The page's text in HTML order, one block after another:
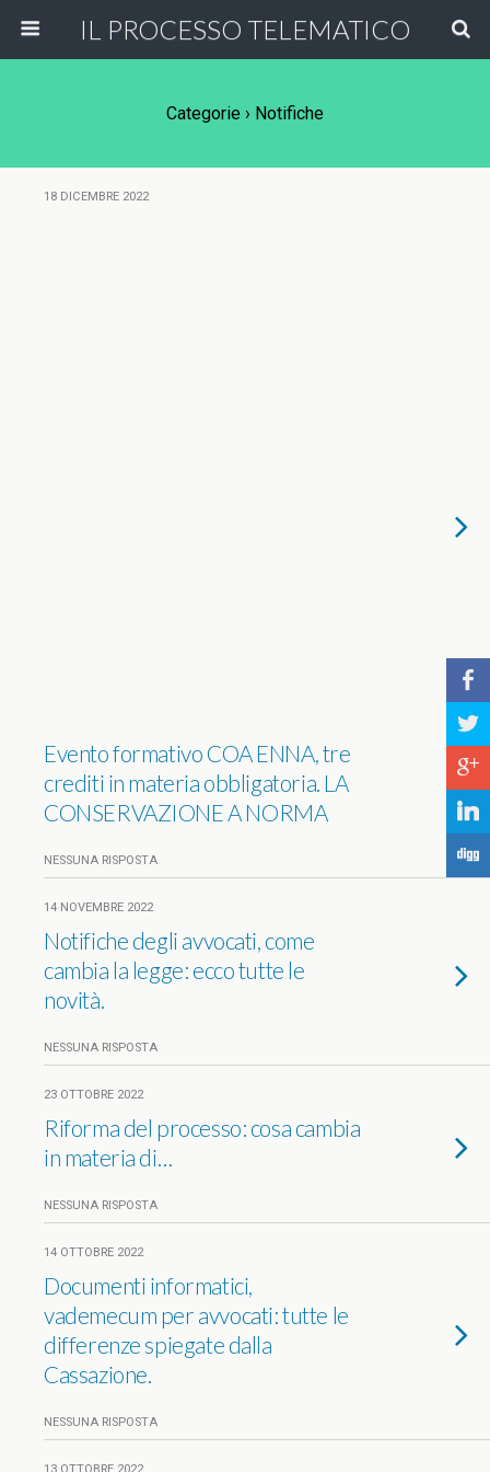
IL PROCESSO TELEMATICO
Categorie › Notifiche
18 DICEMBRE 2022
Evento formativo COA ENNA, tre
crediti in materia obbligatoria. LA
CONSERVAZIONE A NORMA
NESSUNA RISPOSTA
14 NOVEMBRE 2022
Notifiche degli avvocati, come
cambia la legge: ecco tutte le
novità.
NESSUNA RISPOSTA
23 OTTOBRE 2022
Riforma del processo: cosa cambia
in materia di…
NESSUNA RISPOSTA
14 OTTOBRE 2022
Documenti informatici,
vademecum per avvocati: tutte le
differenze spiegate dalla
Cassazione.
NESSUNA RISPOSTA
b
a
c
j
F